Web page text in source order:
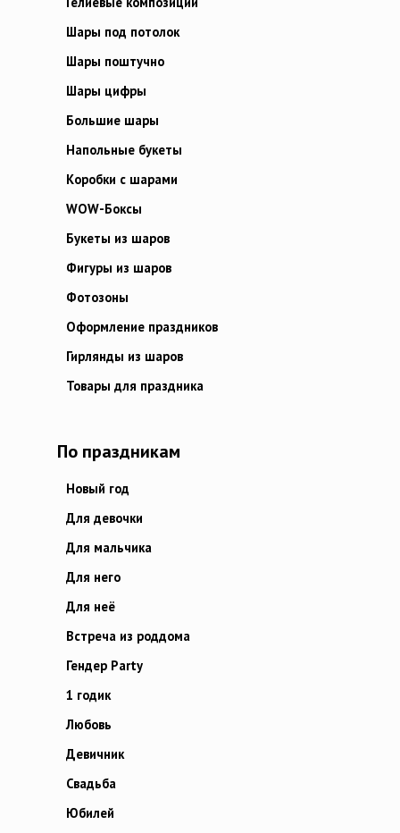
Шары под потолок
Шары поштучно
Шары цифры
Большие шары
Напольные букеты
Коробки с шарами
WOW-Боксы
Букеты из шаров
Фигуры из шаров
Фотозоны
Оформление праздников
Гирлянды из шаров
Товары для праздника
По праздникам
Новый год
Для девочки
Для мальчика
Для него
Для неё
Встреча из роддома
Гендер Party
1 годик
Любовь
Девичник
Свадьба
Юбилей